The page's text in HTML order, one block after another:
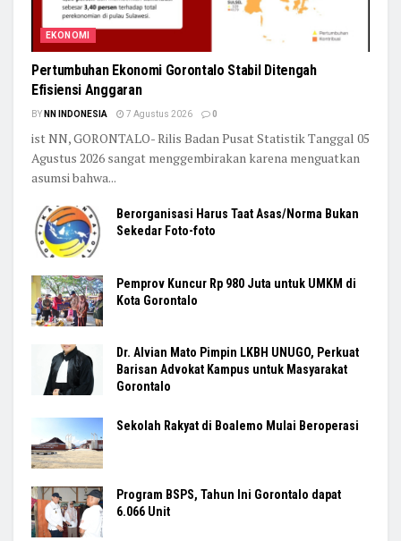
EKONOMI
Pertumbuhan Ekonomi Gorontalo Stabil Ditengah
Efisiensi Anggaran
BY NN INDONESIA 7 Agustus 2026 0
ist NN, GORONTALO- Rilis Badan Pusat Statistik Tanggal 05
Agustus 2026 sangat menggembirakan karena menguatkan
asumsi bahwa...
Berorganisasi Harus Taat Asas/Norma Bukan
Sekedar Foto-foto
Pemprov Kuncur Rp 980 Juta untuk UMKM di
Kota Gorontalo
Dr. Alvian Mato Pimpin LKBH UNUGO, Perkuat
Barisan Advokat Kampus untuk Masyarakat
Gorontalo
Sekolah Rakyat di Boalemo Mulai Beroperasi
Program BSPS, Tahun Ini Gorontalo dapat
6.066 Unit